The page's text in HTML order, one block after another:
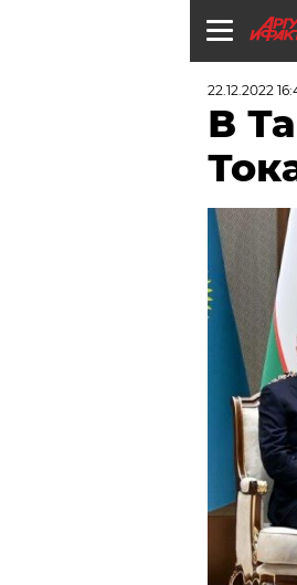
22.12.2022
В